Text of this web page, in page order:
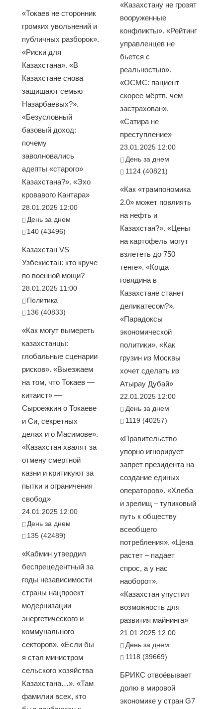
«Токаев не сторонник
громких увольнений и
публичных разборок».
«Риски для
Казахстана». «В
Казахстане снова
защищают семью
Назарбаевых?».
«Безусловный
базовый доход:
почему
заволновались
адепты «старого»
Казахстана?». «Эхо
кровавого Кантара»
28.01.2025 12:00
День за днем
140 (43496)
Казахстан VS
Узбекистан: кто круче
по военной мощи?
28.01.2025 11:00
Политика
136 (40833)
«Как могут вымереть
казахстанцы:
глобальные сценарии
рисков». «Выезжаем
на том, что Токаев —
китаист» —
Сыроежкин о Токаеве
и Си, секретных
делах и о Масимове».
«Казахстан хвалят за
отмену смертной
казни и критикуют за
пытки и ограничения
свобод»
24.01.2025 12:00
День за днем
135 (42489)
«Кабмин утвердил
беспрецедентный за
годы независимости
страны нацпроект
модернизации
энергетического и
коммунального
секторов». «Если бы
я стал министром
сельского хозяйства
Казахстана…». «Там
фамилии всех, кто
«Казахстану не грозят
вооруженные
конфликты». «Рейтинг
управленцев не
бьется с
реальностью».
«ОСМС: пациент
скорее мёртв, чем
застрахован».
«Сатира не
преступление»
23.01.2025 12:00
День за днем
1124 (40821)
«Как «трампономика
2.0» может повлиять
на нефть и
Казахстан?». «Цены
на картофель могут
взлететь до 750
тенге». «Когда
говядина в
Казахстане станет
деликатесом?».
«Парадоксы
экономической
политики». «Как
грузин из Москвы
хочет сделать из
Атырау Дубай»
22.01.2025 12:00
День за днем
1119 (40257)
«Правительство
упорно игнорирует
запрет президента на
создание единых
операторов». «Хлеба
и зрелищ – тупиковый
путь к обществу
всеобщего
потребления». «Цена
растет – падает
спрос, а у нас
наоборот».
«Казахстан упустил
возможность для
развития майнинга»
21.01.2025 12:00
День за днем
1118 (39669)
БРИКС отвоёвывает
долю в мировой
экономике у стран G7